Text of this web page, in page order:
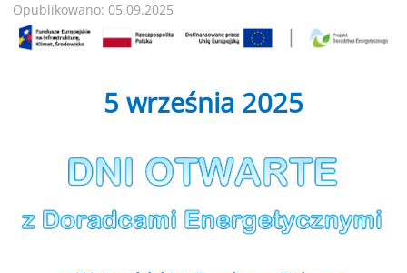
Opublikowano: 05.09.2025
5 września 2025